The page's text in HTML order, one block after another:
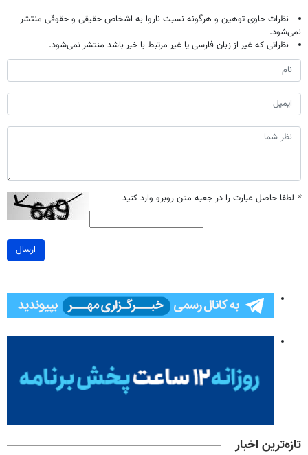
نظرات حاوی توهین و هرگونه نسبت ناروا به اشخاص حقیقی و حقوقی منتشر
نمی‌شود.
نظراتی که غیر از زبان فارسی یا غیر مرتبط با خبر باشد منتشر نمی‌شود.
* لطفا حاصل عبارت را در جعبه متن روبرو وارد کنید
ارسال
تازه‌ترین اخبار